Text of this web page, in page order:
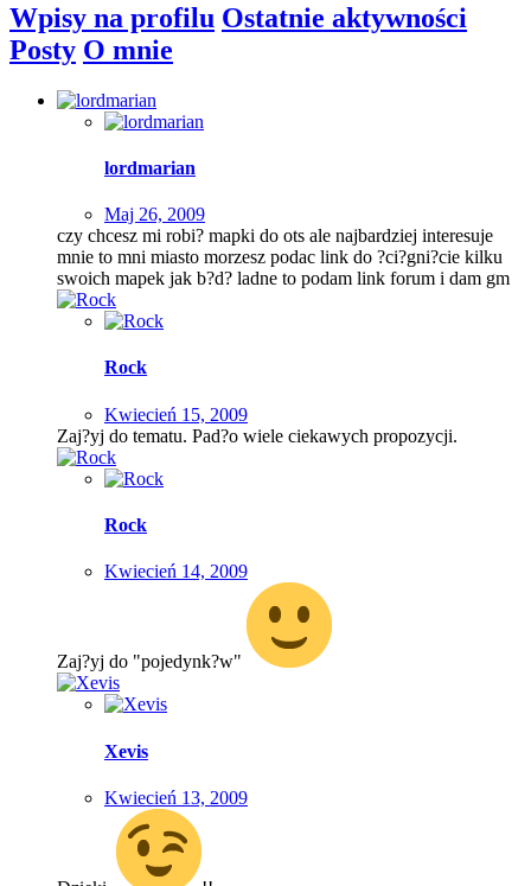
Wpisy na profilu Ostatnie aktywności
Posty O mnie
lordmarian
Maj 26, 2009
czy chcesz mi robi? mapki do ots ale najbardziej interesuje
mnie to mni miasto morzesz podac link do ?ci?gni?cie kilku
swoich mapek jak b?d? ladne to podam link forum i dam gm
Rock
Kwiecień 15, 2009
Zaj?yj do tematu. Pad?o wiele ciekawych propozycji.
Rock
Kwiecień 14, 2009
Zaj?yj do "pojedynk?w"
Xevis
Kwiecień 13, 2009